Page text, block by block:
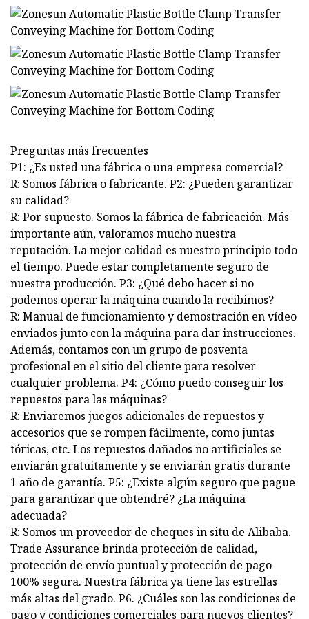
Preguntas más frecuentes
P1: ¿Es usted una fábrica o una empresa comercial?
R: Somos fábrica o fabricante. P2: ¿Pueden garantizar
su calidad?
R: Por supuesto. Somos la fábrica de fabricación. Más
importante aún, valoramos mucho nuestra
reputación. La mejor calidad es nuestro principio todo
el tiempo. Puede estar completamente seguro de
nuestra producción. P3: ¿Qué debo hacer si no
podemos operar la máquina cuando la recibimos?
R: Manual de funcionamiento y demostración en vídeo
enviados junto con la máquina para dar instrucciones.
Además, contamos con un grupo de posventa
profesional en el sitio del cliente para resolver
cualquier problema. P4: ¿Cómo puedo conseguir los
repuestos para las máquinas?
R: Enviaremos juegos adicionales de repuestos y
accesorios que se rompen fácilmente, como juntas
tóricas, etc. Los repuestos dañados no artificiales se
enviarán gratuitamente y se enviarán gratis durante
1 año de garantía. P5: ¿Existe algún seguro que pague
para garantizar que obtendré? ¿La máquina
adecuada?
R: Somos un proveedor de cheques in situ de Alibaba.
Trade Assurance brinda protección de calidad,
protección de envío puntual y protección de pago
100% segura. Nuestra fábrica ya tiene las estrellas
más altas del grado. P6. ¿Cuáles son las condiciones de
pago y condiciones comerciales para nuevos clientes?